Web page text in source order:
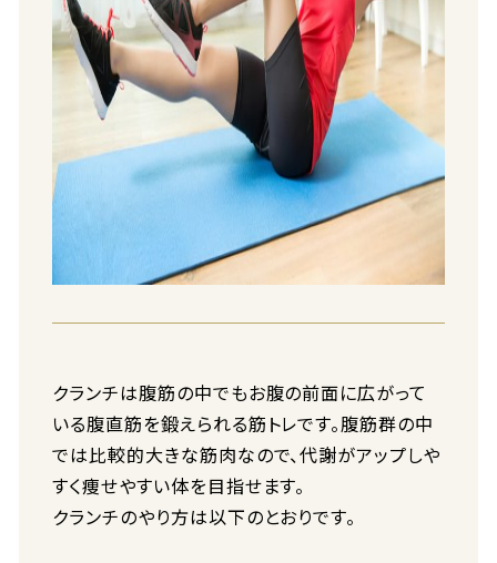
クランチは腹筋の中でもお腹の前面に広がって
いる腹直筋を鍛えられる筋トレです。腹筋群の中
では比較的大きな筋肉なので、代謝がアップしや
すく痩せやすい体を目指せます。
クランチのやり方は以下のとおりです。